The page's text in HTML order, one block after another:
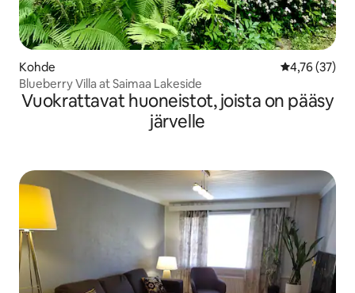
Kohde
4,76 (37)
Blueberry Villa at Saimaa Lakeside
Vuokrattavat huoneistot, joista on pääsy
järvelle